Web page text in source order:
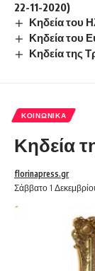
22-11-2020)
Κηδεία του
Κηδεία του
Κηδεία της
ΚΟΙΝΩΝΙΚΆ
Κηδεία
Σάββατο 1
florinapress.gr